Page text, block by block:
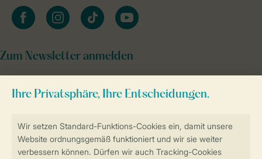
facebookinstagramtiktok youtube
Zum Newsletter anmelden